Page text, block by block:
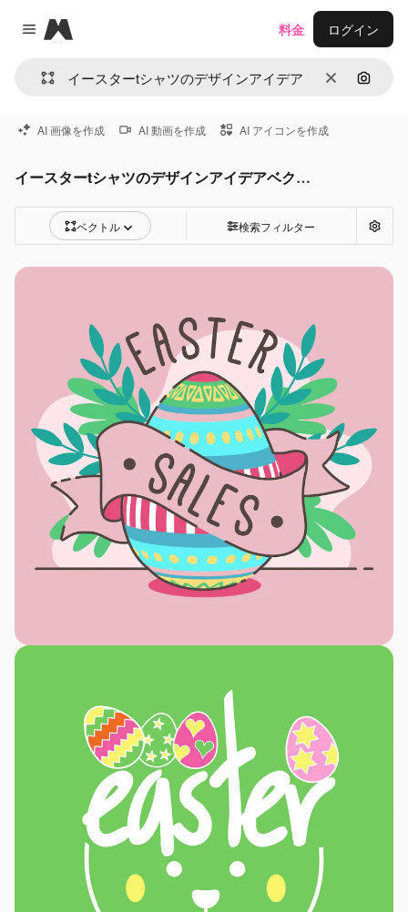
Close menu
Magnific
消去 画像で
料金 ログイン
AI 画像を作成 AI 動画を作成 AI アイコンを作成
イースターtシャツのデザインアイデアベクター
ベクトル 検索フィルター